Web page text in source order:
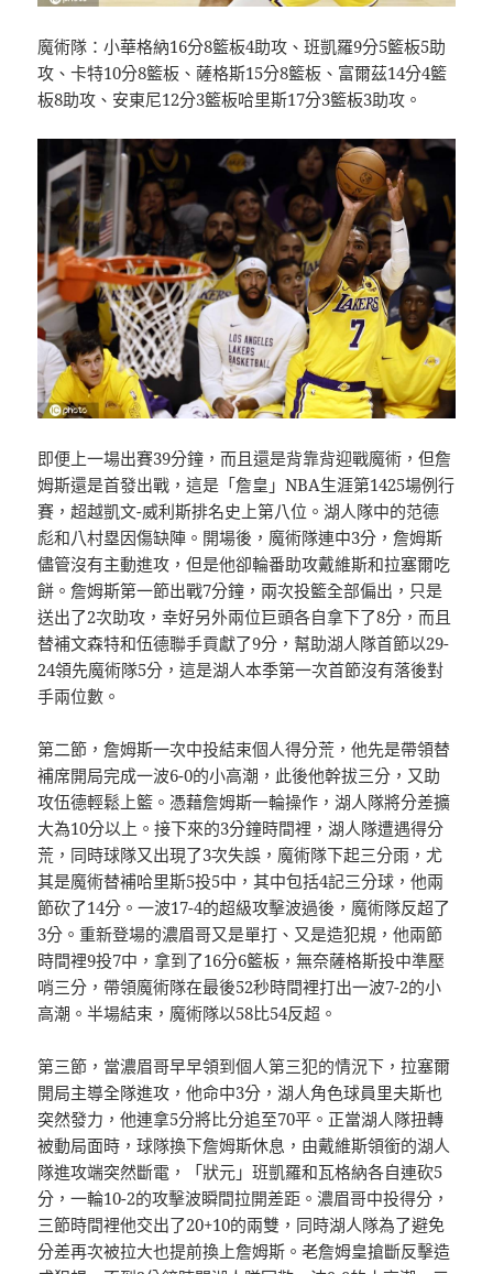
魔術隊：小華格納16分8籃板4助攻、班凱羅9分5籃板5助
攻、卡特10分8籃板、薩格斯15分8籃板、富爾茲14分4籃
板8助攻、安東尼12分3籃板哈里斯17分3籃板3助攻。
即便上一場出賽39分鐘，而且還是背靠背迎戰魔術，但詹
姆斯還是首發出戰，這是「詹皇」NBA生涯第1425場例行
賽，超越凱文-威利斯排名史上第八位。湖人隊中的范德
彪和八村塁因傷缺陣。開場後，魔術隊連中3分，詹姆斯
儘管沒有主動進攻，但是他卻輪番助攻戴維斯和拉塞爾吃
餅。詹姆斯第一節出戰7分鐘，兩次投籃全部偏出，只是
送出了2次助攻，幸好另外兩位巨頭各自拿下了8分，而且
替補文森特和伍德聯手貢獻了9分，幫助湖人隊首節以29-
24領先魔術隊5分，這是湖人本季第一次首節沒有落後對
手兩位數。
第二節，詹姆斯一次中投結束個人得分荒，他先是帶領替
補席開局完成一波6-0的小高潮，此後他幹拔三分，又助
攻伍德輕鬆上籃。憑藉詹姆斯一輪操作，湖人隊將分差擴
大為10分以上。接下來的3分鐘時間裡，湖人隊遭遇得分
荒，同時球隊又出現了3次失誤，魔術隊下起三分雨，尤
其是魔術替補哈里斯5投5中，其中包括4記三分球，他兩
節砍了14分。一波17-4的超級攻擊波過後，魔術隊反超了
3分。重新登場的濃眉哥又是單打、又是造犯規，他兩節
時間裡9投7中，拿到了16分6籃板，無奈薩格斯投中準壓
哨三分，帶領魔術隊在最後52秒時間裡打出一波7-2的小
高潮。半場結束，魔術隊以58比54反超。
第三節，當濃眉哥早早領到個人第三犯的情況下，拉塞爾
開局主導全隊進攻，他命中3分，湖人角色球員里夫斯也
突然發力，他連拿5分將比分追至70平。正當湖人隊扭轉
被動局面時，球隊換下詹姆斯休息，由戴維斯領銜的湖人
隊進攻端突然斷電，「狀元」班凱羅和瓦格納各自連砍5
分，一輪10-2的攻擊波瞬間拉開差距。濃眉哥中投得分，
三節時間裡他交出了20+10的兩雙，同時湖人隊為了避免
分差再次被拉大也提前換上詹姆斯。老詹姆皇搶斷反擊造